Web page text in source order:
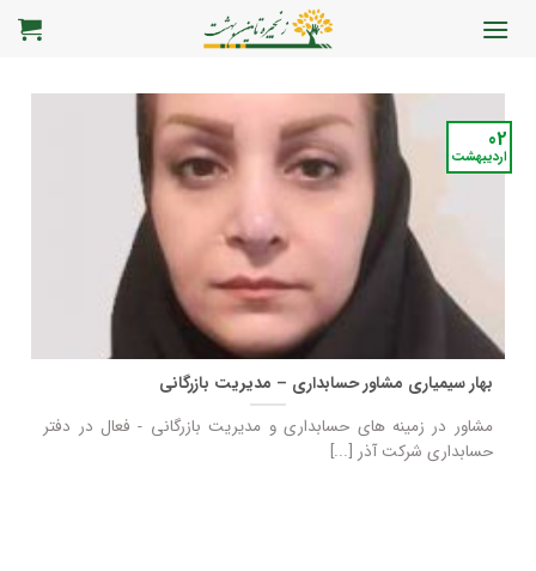
پرش
بهار سیمیاری مشاور حسابداری – مدیریت بازرگانی
مشاور در زمینه های حسابداری و مدیریت بازرگانی - فعال در دفتر
حسابداری شرکت آذر [...]
02
اردیبهشت